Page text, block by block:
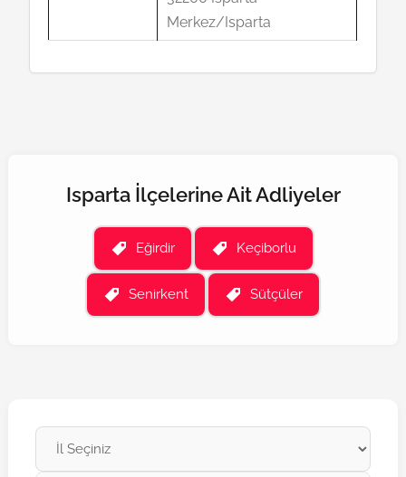
Merkez/Isparta
Isparta İlçelerine Ait Adliyeler
Eğirdir Keçiborlu
Senirkent Sütçüler